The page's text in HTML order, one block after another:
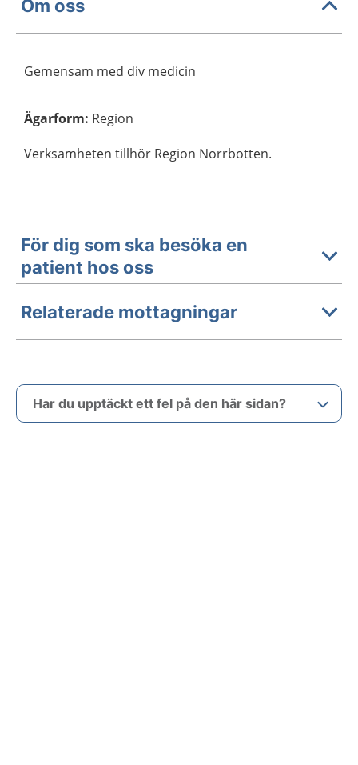
Om oss
Gemensam med div medicin
Ägarform: Region
Verksamheten tillhör Region Norrbotten.
För dig som ska besöka en
patient hos oss
Relaterade mottagningar
Har du upptäckt ett fel på den här sidan?